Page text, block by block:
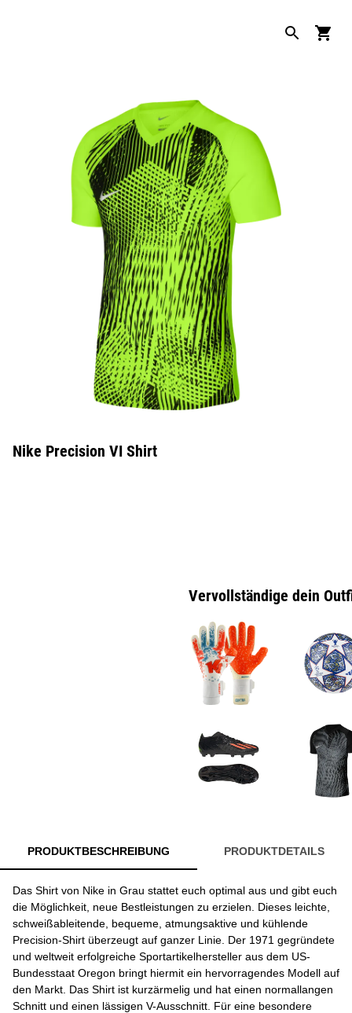
Nike Precision VI Shirt
Vervollständige dein
PRODUKTBESCHREIBUNG PRODUKTDETAILS
Das Shirt von Nike in Grau stattet euch optimal aus und gibt euch
die Möglichkeit, neue Bestleistungen zu erzielen. Dieses leichte,
schweißableitende, bequeme, atmungsaktive und kühlende
Precision-Shirt überzeugt auf ganzer Linie. Der 1971 gegründete
und weltweit erfolgreiche Sportartikelhersteller aus dem US-
Bundesstaat Oregon bringt hiermit ein hervorragendes Modell auf
den Markt. Das Shirt ist kurzärmelig und hat einen normallangen
Schnitt und einen lässigen V-Ausschnitt. Für eine besondere